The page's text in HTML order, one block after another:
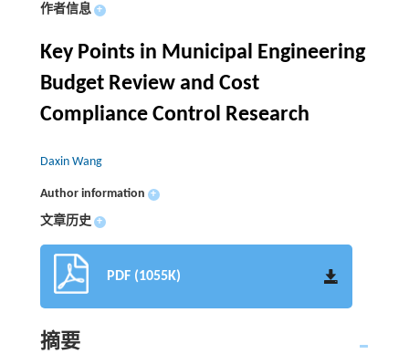
作者信息 +
Key Points in Municipal Engineering
Budget Review and Cost
Compliance Control Research
Daxin Wang
Author information +
文章历史 +
PDF (1055K)
摘要